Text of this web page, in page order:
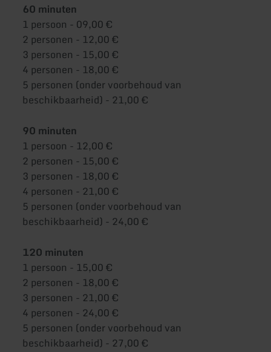
60 minuten
1 persoon - 09,00 €
2 personen - 12,00 €
3 personen - 15,00 €
4 personen - 18,00 €
5 personen (onder voorbehoud van
beschikbaarheid) - 21,00 €
90 minuten
1 persoon - 12,00 €
2 personen - 15,00 €
3 personen - 18,00 €
4 personen - 21,00 €
5 personen (onder voorbehoud van
beschikbaarheid) - 24,00 €
120 minuten
1 persoon - 15,00 €
2 personen - 18,00 €
3 personen - 21,00 €
4 personen - 24,00 €
5 personen (onder voorbehoud van
beschikbaarheid) - 27,00 €